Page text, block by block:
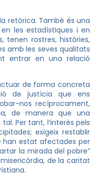
retòrica. També és una
les estadístiques i en
tenen rostres, històries,
amb les seves qualitats
entrar en una relació
de forma concreta
de justícia que ens
nos recíprocament,
de manera que una
Per tant, l’interès pels
exigeix restablir
han estat afectades per
la mirada del pobre”
de la caritat